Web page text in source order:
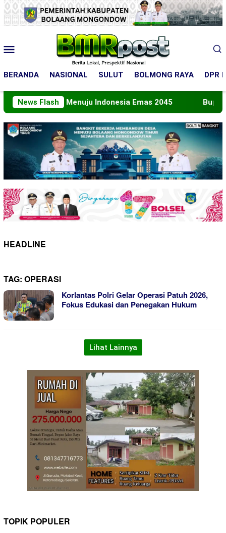
Loncat
ke
konten
Mobile
BERANDA NASIONAL SULUT BOLMONG RAYA DPR
News Flash
Peran Menuju Indonesia Emas 2045 Bupati
HEADLINE
TAG: OPERASI
Korlantas Polri Gelar Operasi Patuh 2026,
Fokus Edukasi dan Penegakan Hukum
Lihat Lainnya
TOPIK POPULER